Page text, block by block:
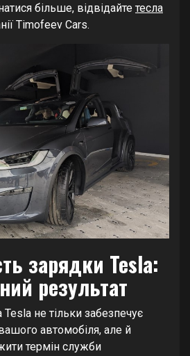
більше, відвідайте тесла
Timofeev Cars.
зарядки Tesla:
результат
не тільки забезпечує
автомобіля, але й
термін служби